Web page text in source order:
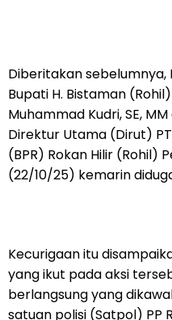
Diberitakan
Bupati H. Bistaman
Muhammad Kudri, SE,
Direktur Utama (Dirut)
(BPR) Rokan Hilir (Rohil)
(22/10/25) kemarin
Kecurigaan itu
yang ikut pada aksi
berlangsung yang
satuan polisi (Satpol) PP